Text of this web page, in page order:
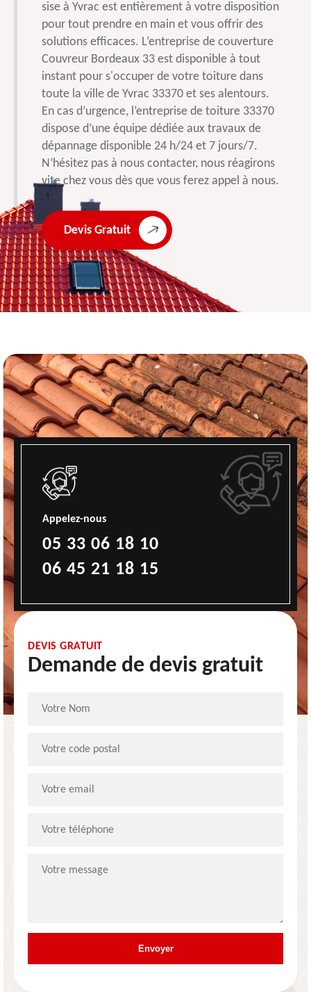
sise à Yvrac est entièrement à votre disposition
pour tout prendre en main et vous offrir des
solutions efficaces. L’entreprise de couverture
Couvreur Bordeaux 33 est disponible à tout
instant pour s'occuper de votre toiture dans
toute la ville de Yvrac 33370 et ses alentours.
En cas d’urgence, l’entreprise de toiture 33370
dispose d’une équipe dédiée aux travaux de
dépannage disponible 24 h/24 et 7 jours/7.
N’hésitez pas à nous contacter, nous réagirons
vite chez vous dès que vous ferez appel à nous.
Devis Gratuit
Appelez-nous
05 33 06 18 10
06 45 21 18 15
DEVIS GRATUIT
Demande de devis gratuit